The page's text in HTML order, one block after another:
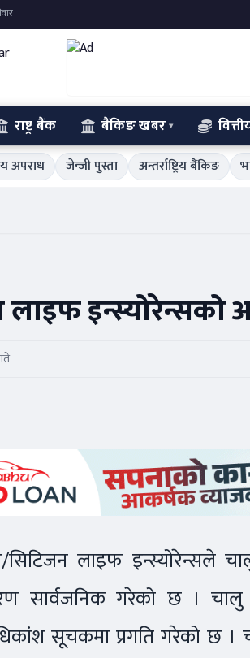
राष्ट्र बैंक बैंकिङ खबर
अपराध जेन्जी पुस्ता अन्तर्राष्ट्रिय बैंकिङ
लाइफ
लाइफ इन्स्योरेन्सले
सार्वजनिक गरेको छ ।
सूचकमा प्रगति गरेको छ ।